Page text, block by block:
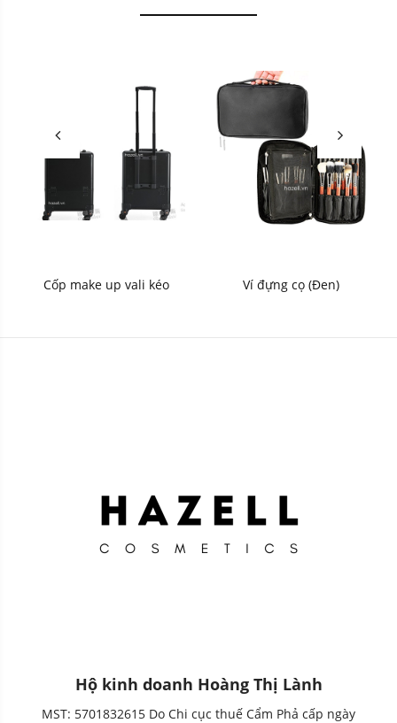
Cốp make up vali kéo Ví đựng cọ (Đen)
Hộ kinh doanh Hoàng Thị Lành
MST: 5701832615 Do Chi cục thuế Cẩm Phả cấp ngày